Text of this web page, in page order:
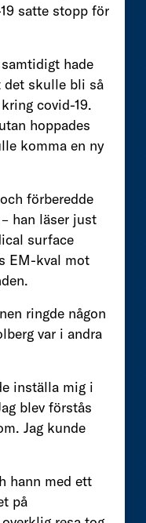
satte stopp för
hade
det skulle bli så
covid-19.
hoppades
komma en ny
förberedde
han läser just
surface
EM-kval mot
ringde någon
var i andra
inställa mig i
blev förstås
Jag kunde
hann med ett
på